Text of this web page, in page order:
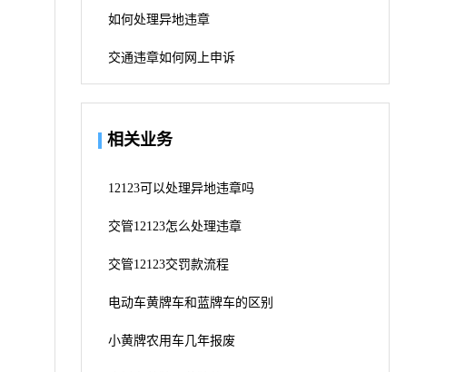
如何处理异地违章
交通违章如何网上申诉
相关业务
12123可以处理异地违章吗
交管12123怎么处理违章
交管12123交罚款流程
电动车黄牌车和蓝牌车的区别
小黄牌农用车几年报废